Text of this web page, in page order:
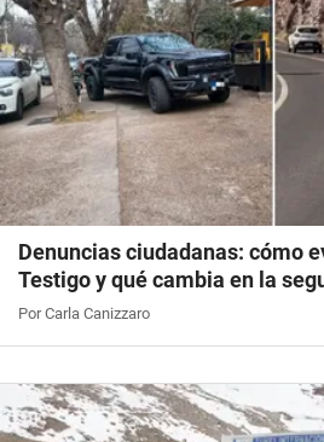
Denuncias ciudadanas: cómo
Testigo y qué cambia en la
Por Carla Canizzaro